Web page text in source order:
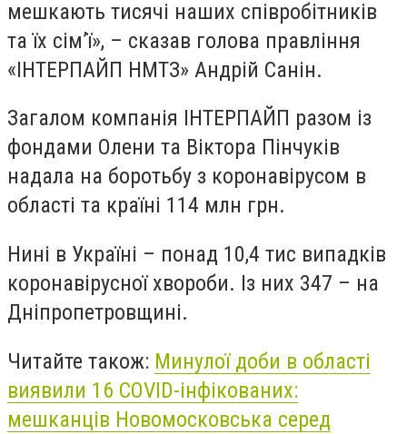
мешкають тисячі наших співробітників
та їх сім’ї», – сказав голова правління
«ІНТЕРПАЙП НМТЗ» Андрій Санін.
Загалом компанія ІНТЕРПАЙП разом із
фондами Олени та Віктора Пінчуків
надала на боротьбу з коронавірусом в
області та країні 114 млн грн.
Нині в Україні – понад 10,4 тис випадків
коронавірусної хвороби. Із них 347 – на
Дніпропетровщині.
Читайте також: Минулої доби в області
виявили 16 COVID-інфікованих:
мешканців Новомосковська серед